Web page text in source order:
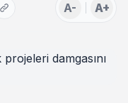
A- A+